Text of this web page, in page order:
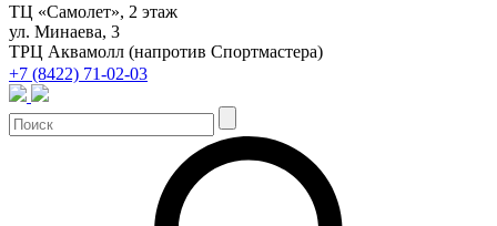
ТЦ «Самолет», 2 этаж
ул. Минаева, 3
ТРЦ Аквамолл (напротив Спортмастера)
+7 (8422) 71-02-03